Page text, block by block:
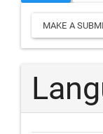
Make
a
MAKE A